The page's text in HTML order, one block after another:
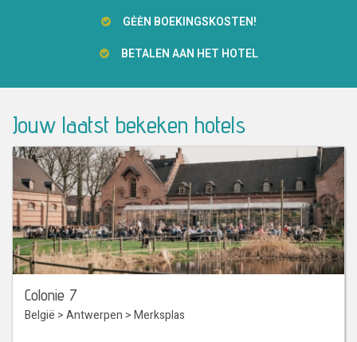
GĖĖN BOEKINGSKOSTEN!
BETALEN AAN HET HOTEL
Jouw laatst bekeken hotels
Colonie 7
België >Antwerpen >Merksplas